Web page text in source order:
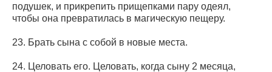
подушек, и прикрепить прищепками пару одеял,
чтобы она превратилась в магическую пещеру.
23. Брать сына с собой в новые места.
24. Целовать его. Целовать, когда сыну 2 месяца,